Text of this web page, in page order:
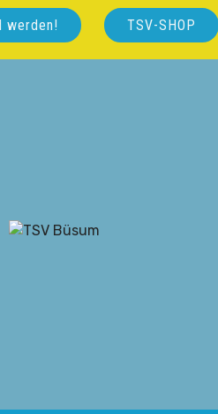
werden! TSV-SHOP